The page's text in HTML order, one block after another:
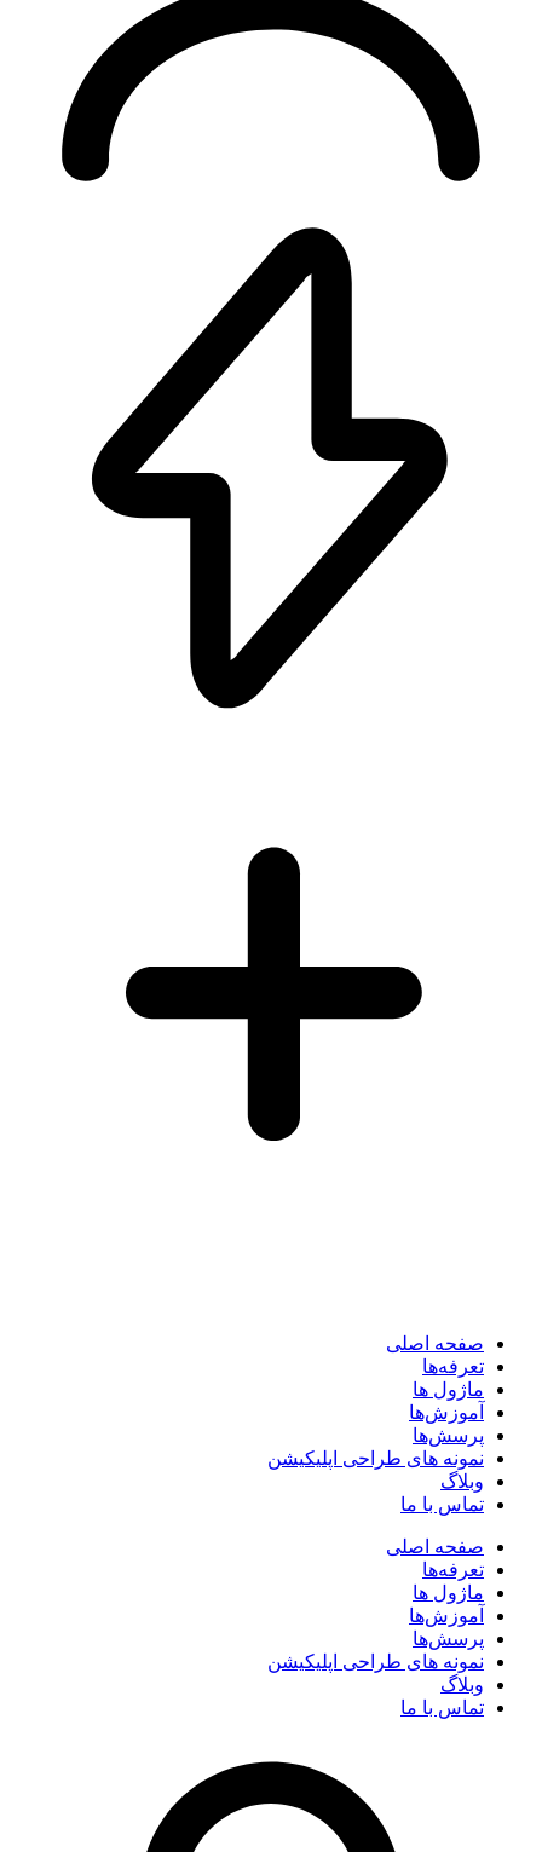
صفحه اصلی
تعرفه‌ها
ماژول ها
آموزش‌ها
پرسش‌ها
نمونه های طراحی اپلیکیشن
وبلاگ
تماس با ما
صفحه اصلی
تعرفه‌ها
ماژول ها
آموزش‌ها
پرسش‌ها
نمونه های طراحی اپلیکیشن
وبلاگ
تماس با ما